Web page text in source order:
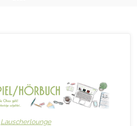
Lauscherlounge